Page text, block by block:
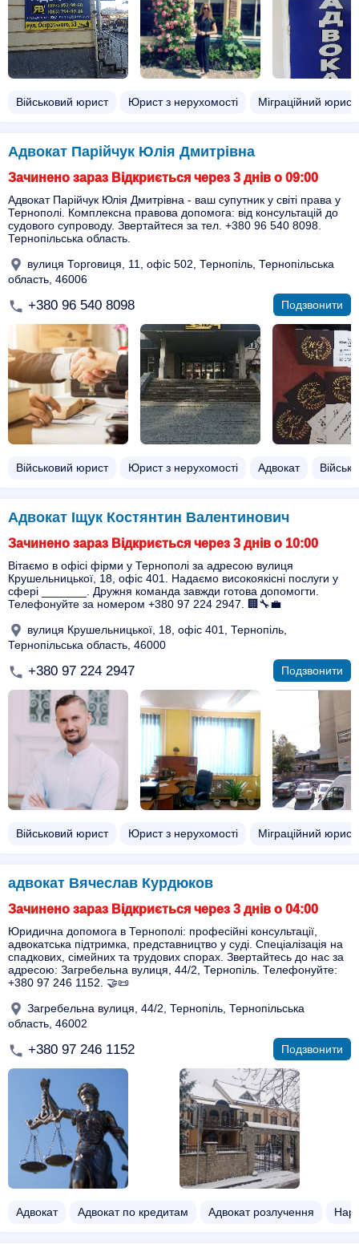
Військовий юрист Юрист з нерухомості Міграційний юрист
Адвокат Парійчук Юлія Дмитрівна
Зачинено зараз Відкриється через 3 днів о 09:00
Адвокат Парійчук Юлія Дмитрівна - ваш супутник у світі права у
Тернополі. Комплексна правова допомога: від консультацій до
судового супроводу. Звертайтеся за тел. +380 96 540 8098.
Тернопільська область.
вулиця Торговиця, 11, офіс 502, Тернопіль, Тернопільська
область, 46006
+380 96 540 8098 Подзвонити
Військовий юрист Юрист з нерухомості Адвокат
Адвокат Іщук Костянтин Валентинович
Зачинено зараз Відкриється через 3 днів о 10:00
Вітаємо в офісі фірми у Тернополі за адресою вулиця
Крушельницької, 18, офіс 401. Надаємо високоякісні послуги у
сфері _______. Дружня команда завжди готова допомогти.
Телефонуйте за номером +380 97 224 2947. 🏢🔧💼
вулиця Крушельницької, 18, офіс 401, Тернопіль,
Тернопільська область, 46000
+380 97 224 2947 Подзвонити
Військовий юрист Юрист з нерухомості Міграційний юрист
адвокат Вячеслав Курдюков
Зачинено зараз Відкриється через 3 днів о 04:00
Юридична допомога в Тернополі: професійні консультації,
адвокатська підтримка, представництво у суді. Спеціалізація на
спадкових, сімейних та трудових спорах. Звертайтесь до нас за
адресою: Загребельна вулиця, 44/2, Тернопіль. Телефонуйте:
+380 97 246 1152. 🤝📜
Загребельна вулиця, 44/2, Тернопіль, Тернопільська
область, 46002
+380 97 246 1152 Подзвонити
Адвокат Адвокат по кредитам Адвокат розлучення